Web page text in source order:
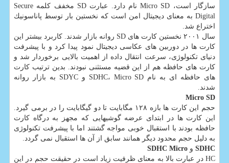
سازگار است، Micro SD نام دارد. عبارت SD مخفف كلمه Secure
Digital به معنای دیجیتال امن است كه نخستین بار توسط پاناسونیك
اختراع شد.
سال ۲۰۰۱ نخستین كارت های SD روانه بازار شدند. كاربرد بیشتر این
كارت ها در دوربین های عكاسی دیجیتال نمود پیدا كرد و با پیشرفت
دنیای تكنولوژی، سرعت انتقال داده از اهمیت بالایی برخوردار شد و
كارت های حافظه هم از این قضیه مستثنی نبودند. بدین ترتیب كارت
های حافظه ای به نام SDHC، Micro SD و SDYC به بازار روانه
شدند.
Micro SD
حجم این كارت ها بازه ۱۲۸ مگابایت تا دو گیگابایت را در برمی گیرد.
این كارت ها در ابتدای عرضه گوشیهایی كه مجهز به درگاه كارت
حافظه بودند با استقبال خوبی مواجه گشتند اما با پیشرفت تكنولوژی
به دلیل حجم محدود دیگر همانند سابق از آن ها استقبال نمی گردد.
SDHC و SDHC Micro
HC در عبارت بالا به معنای ظرفیت زیاد است در حقیقت حجم در این